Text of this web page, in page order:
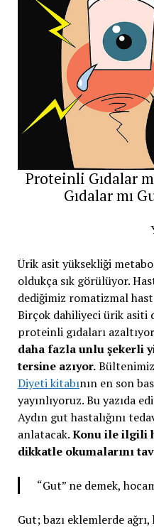
Proteinli Gıdalar
Gıdalar mı
Ürik asit yüksekliği
oldukça sık görülüyor.
dediğimiz romatizmal
Birçok dahiliyeci ürik asiti
proteinli gıdaları
daha fazla unlu şekerli
tersine azıyor.
Diyeti kitabının en son
yayınlıyoruz. Bu yazıda
Aydın gut hastalığını
anlatacak.Konu ile ilgili
dikkatle okumalarını
“Gut” ne demek,
Gut; bazı eklemlerde ağrı,